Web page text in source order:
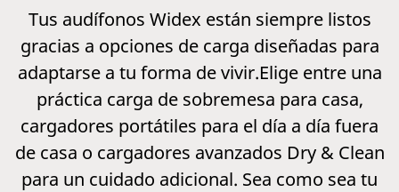
Tus audífonos Widex están siempre listos
gracias a opciones de carga diseñadas para
adaptarse a tu forma de vivir.Elige entre una
práctica carga de sobremesa para casa,
cargadores portátiles para el día a día fuera
de casa o cargadores avanzados Dry & Clean
para un cuidado adicional. Sea como sea tu